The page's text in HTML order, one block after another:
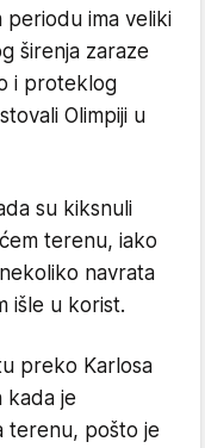
periodu ima veliki
širenja zaraze
i proteklog
Olimpiji u
su kiksnuli
terenu, iako
navrata
išle u korist.
preko Karlosa
kada je
terenu, pošto je